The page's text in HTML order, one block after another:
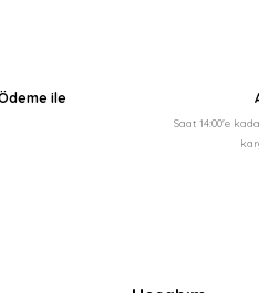
ile
Saat 14:00'e